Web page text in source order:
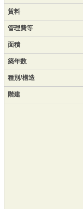
賃料
管理費等
面積
築年数
種別/構造
階建